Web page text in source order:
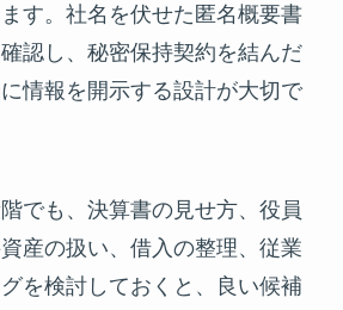
す。社名を伏せた匿名概要書
認し、秘密保持契約を結んだ
情報を開示する設計が大切で
でも、決算書の見せ方、役員
産の扱い、借入の整理、従業
を検討しておくと、良い候補